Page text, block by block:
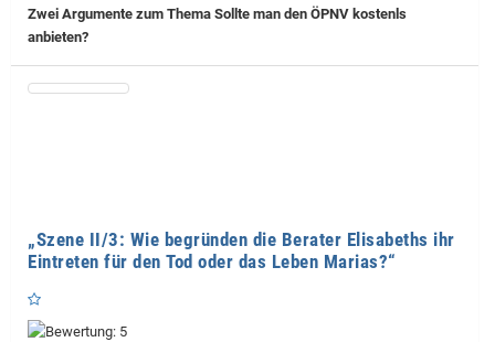
Zwei Argumente zum Thema Sollte man den ÖPNV kostenls
anbieten?
„Szene II/3: Wie begründen die Berater Elisabeths ihr
Eintreten für den Tod oder das Leben Marias?“